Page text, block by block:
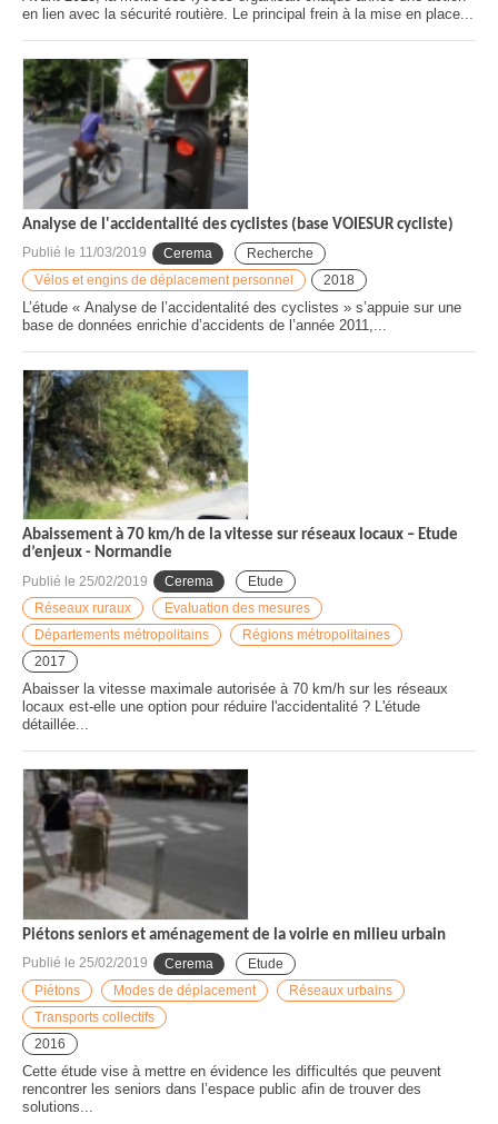
en lien avec la sécurité routière. Le principal frein à la mise en place...
Analyse de l'accidentalité des cyclistes (base VOIESUR cycliste)
Publié le 11/03/2019 Cerema
Recherche
Vélos et engins de déplacement personnel
2018
L’étude « Analyse de l’accidentalité des cyclistes » s’appuie sur une
base de données enrichie d’accidents de l’année 2011,...
Abaissement à 70 km/h de la vitesse sur réseaux locaux – Etude
d’enjeux - Normandie
Publié le 25/02/2019 Cerema
Etude
Réseaux ruraux
Evaluation des mesures
Départements métropolitains
Régions métropolitaines
2017
Abaisser la vitesse maximale autorisée à 70 km/h sur les réseaux
locaux est-elle une option pour réduire l'accidentalité ? L'étude
détaillée...
Piétons seniors et aménagement de la voirie en milieu urbain
Publié le 25/02/2019 Cerema
Etude
Piétons
Modes de déplacement
Réseaux urbains
Transports collectifs
2016
Cette étude vise à mettre en évidence les difficultés que peuvent
rencontrer les seniors dans l’espace public afin de trouver des
solutions...